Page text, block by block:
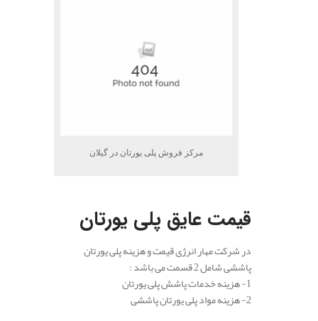
مرکز فروش پلی یورتان در گیلان
قیمت عایق پلی یورتان
در شرکت مهار انرژی قیمت و هزینه پلی یورتان
پاششی شامل 2 قسمت می باشد :
1- هزینه خدمات پاشش پلی یورتان
2- هزینه مواد پلی یورتان پاششی